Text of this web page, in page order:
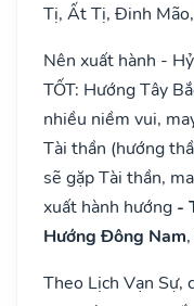
Tị, Ất Tị, Đinh
Nên xuất hành -
TỐT: Hướng Tây
nhiều niềm vui,
Tài thần (hướng
sẽ gặp Tài thần,
xuất hành hướng -
Hướng Đông Nam
Theo Lịch Vạn Sự,